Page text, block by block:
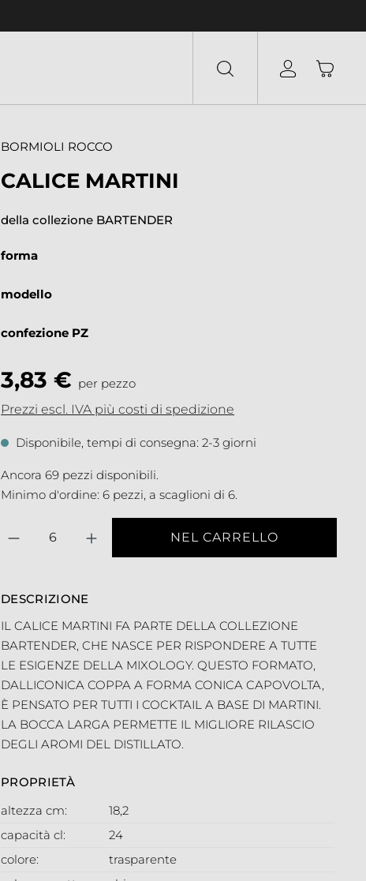
BORMIOLI ROCCO
CALICE MARTINI
della collezione BARTENDER
3,83 € per pezzo
Prezzi escl. IVA più costi di spedizione
Disponibile, tempi di consegna: 2-3 giorni
Ancora 69 pezzi disponibili.
Minimo d'ordine: 6 pezzi, a scaglioni di 6.
forma
modello
confezione PZ
NEL CARRELLO
DESCRIZIONE
IL CALICE MARTINI FA PARTE DELLA COLLEZIONE
BARTENDER, CHE NASCE PER RISPONDERE A TUTTE
LE ESIGENZE DELLA MIXOLOGY. QUESTO FORMATO,
DALLICONICA COPPA A FORMA CONICA CAPOVOLTA,
È PENSATO PER TUTTI I COCKTAIL A BASE DI MARTINI.
LA BOCCA LARGA PERMETTE IL MIGLIORE RILASCIO
DEGLI AROMI DEL DISTILLATO.
PROPRIETÀ
altezza cm:
18,2
capacità cl:
24
colore:
trasparente